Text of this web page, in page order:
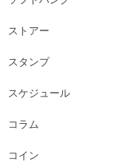
ストアー
スタンプ
スケジュール
コラム
コイン